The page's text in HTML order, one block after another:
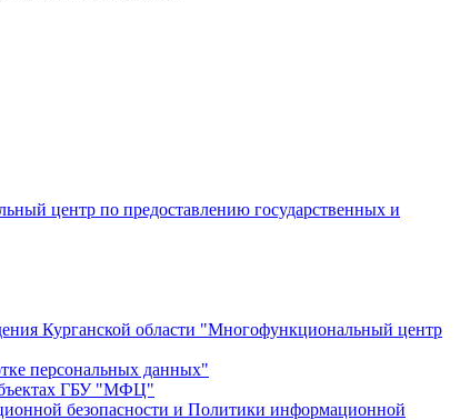
центр по предоставлению государственных и
Курганской области "Многофункциональный центр
персональных данных"
ГБУ "МФЦ"
безопасности и Политики информационной